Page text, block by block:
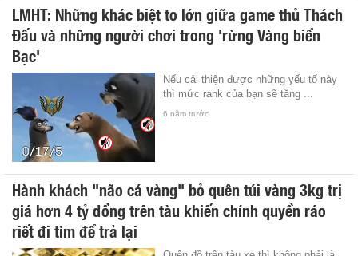
LMHT: Những khác biệt to lớn giữa game thủ Thách
Đấu và những người chơi trong 'rừng Vàng biển
Bạc'
Nếu cải thiện được những yếu tố này
thì mức rank của bạn sẽ tăng ...
6 năm trước
Hành khách "não cá vàng" bỏ quên túi vàng 3kg trị
giá hơn 4 tỷ đồng trên tàu khiến chính quyền ráo
riết đi tìm để trả lại